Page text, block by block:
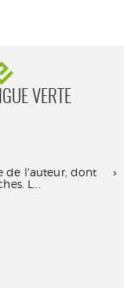
VERTE
de l'auteur, dont
L...